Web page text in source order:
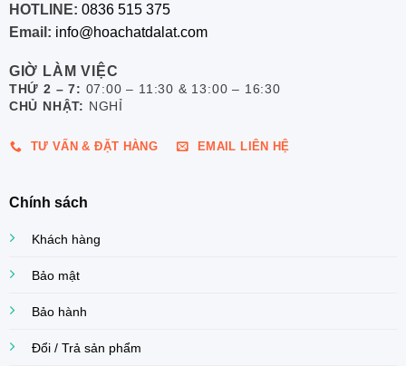
HOTLINE: 0836 515 375
Email: info@hoachatdalat.com
GIỜ LÀM VIỆC
THỨ 2 – 7: 07:00 – 11:30 & 13:00 – 16:30
CHỦ NHẬT: NGHỈ
TƯ VẤN & ĐẶT HÀNG EMAIL LIÊN HỆ
Chính sách
Khách hàng
Bảo mật
Bảo hành
Đổi / Trả sản phẩm